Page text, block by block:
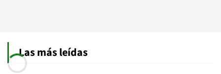
Las más leídas